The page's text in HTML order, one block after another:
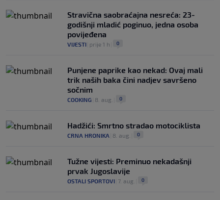
Stravična saobraćajna nesreća: 23-
godišnji mladić poginuo, jedna osoba
povijeđena
VIJESTI prije 1 h 0
Punjene paprike kao nekad: Ovaj mali
trik naših baka čini nadjev savršeno
sočnim
COOKING 8. aug. 0
Hadžići: Smrtno stradao motociklista
CRNA HRONIKA 8. aug. 0
Tužne vijesti: Preminuo nekadašnji
prvak Jugoslavije
OSTALI SPORTOVI 7. aug. 0